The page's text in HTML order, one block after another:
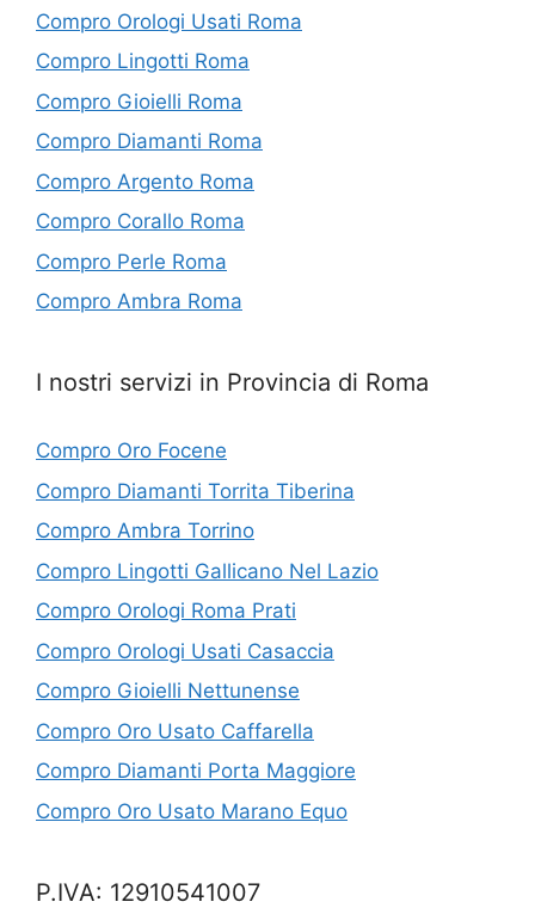
Compro Orologi Usati Roma
Compro Lingotti Roma
Compro Gioielli Roma
Compro Diamanti Roma
Compro Argento Roma
Compro Corallo Roma
Compro Perle Roma
Compro Ambra Roma
I nostri servizi in Provincia di Roma
Compro Oro Focene
Compro Diamanti Torrita Tiberina
Compro Ambra Torrino
Compro Lingotti Gallicano Nel Lazio
Compro Orologi Roma Prati
Compro Orologi Usati Casaccia
Compro Gioielli Nettunense
Compro Oro Usato Caffarella
Compro Diamanti Porta Maggiore
Compro Oro Usato Marano Equo
P.IVA: 12910541007